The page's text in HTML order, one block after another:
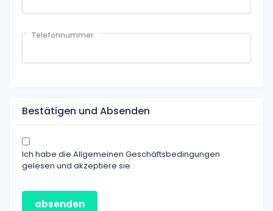
Telefonnummer
Bestätigen und Absenden
Ich habe die Allgemeinen Geschäftsbedingungen
gelesen und akzeptiere sie
absenden